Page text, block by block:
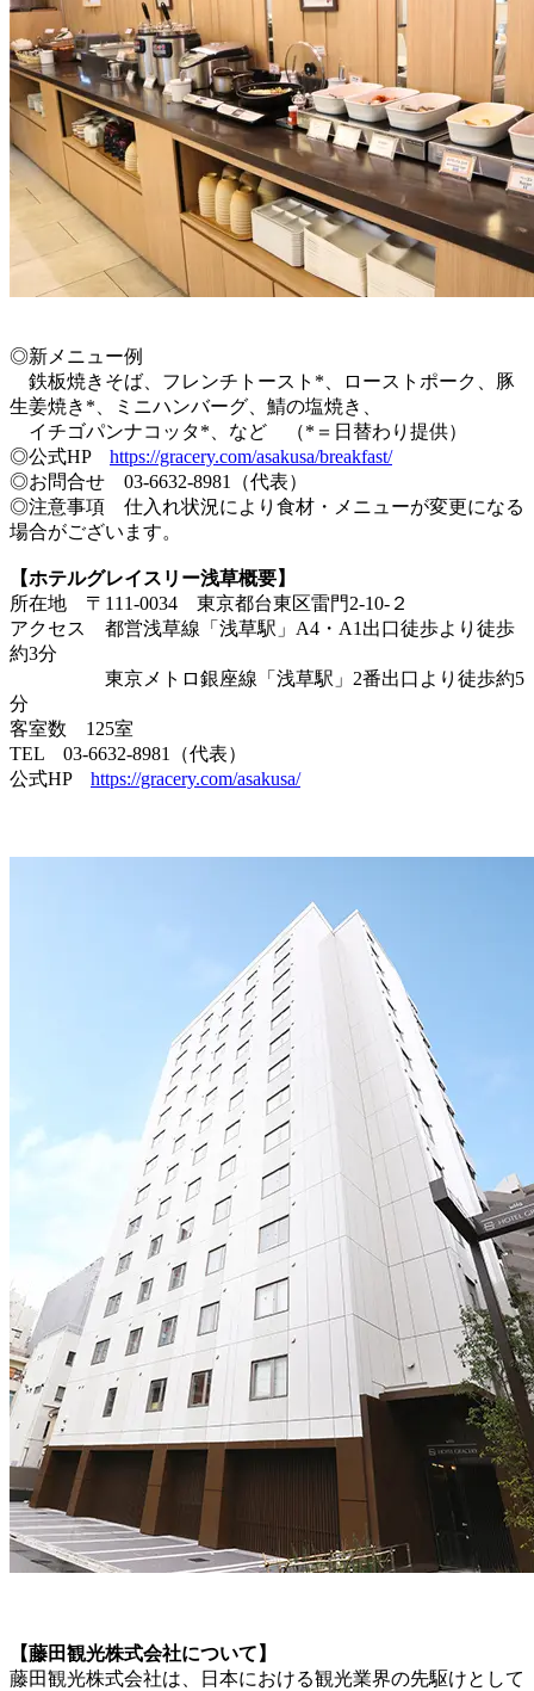
◎新メニュー例
鉄板焼きそば、フレンチトースト*、ローストポーク、豚
生姜焼き*、ミニハンバーグ、鯖の塩焼き、
イチゴパンナコッタ*、など （*＝日替わり提供）
◎公式HP https://gracery.com/asakusa/breakfast/
◎お問合せ 03-6632-8981（代表）
◎注意事項 仕入れ状況により食材・メニューが変更になる
場合がございます。
【ホテルグレイスリー浅草概要】
所在地 〒111-0034 東京都台東区雷門2-10-２
アクセス 都営浅草線「浅草駅」A4・A1出口徒歩より徒歩
約3分
東京メトロ銀座線「浅草駅」2番出口より徒歩約5
分
客室数 125室
TEL 03-6632-8981（代表）
公式HP https://gracery.com/asakusa/
【藤田観光株式会社について】
藤田観光株式会社は、日本における観光業界の先駆けとして